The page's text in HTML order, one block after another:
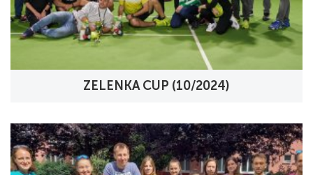
ZELENKA CUP (10/2024)